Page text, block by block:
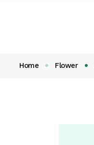
Home Flower